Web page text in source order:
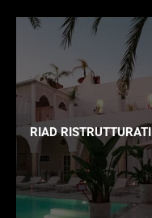
RIAD RISTRUTTURATI